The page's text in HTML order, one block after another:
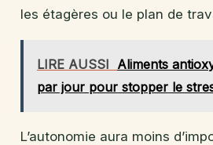
les étagères ou le plan de
LIRE AUSSI Aliments
par jour pour stopper le
L’autonomie aura moins